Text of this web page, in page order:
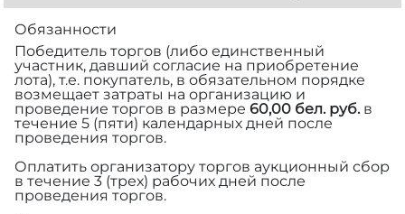
Обязанности
Победитель торгов (либо единственный
участник, давший согласие на приобретение
лота), т.е. покупатель, в обязательном порядке
возмещает затраты на организацию и
проведение торгов в размере 60,00 бел. руб.в
течение 5 (пяти) календарных дней после
проведения торгов.
Оплатить организатору торгов аукционный сбор
в течение 3 (трех) рабочих дней после
проведения торгов.